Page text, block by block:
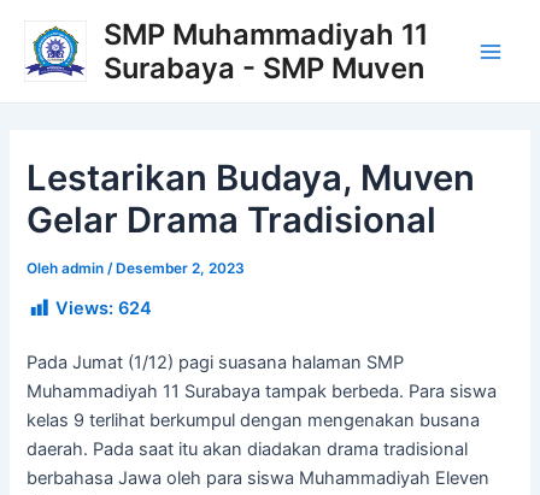
konten
SMP Muhammadiyah 11
Surabaya - SMP Muven
Lestarikan Budaya, Muven
Gelar Drama Tradisional
Olehadmin/ Desember 2, 2023
Views: 624
Pada Jumat (1/12) pagi suasana halaman SMP
Muhammadiyah 11 Surabaya tampak berbeda. Para siswa
kelas 9 terlihat berkumpul dengan mengenakan busana
daerah. Pada saat itu akan diadakan drama tradisional
berbahasa Jawa oleh para siswa Muhammadiyah Eleven
navigation